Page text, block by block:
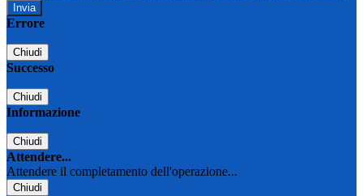
Errore
Chiudi
Successo
Chiudi
Informazione
Chiudi
Attendere...
Attendere il completamento dell'operazione...
Chiudi